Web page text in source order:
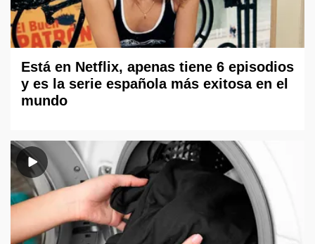
Está en Netflix, apenas tiene 6 episodios
y es la serie española más exitosa en el
mundo